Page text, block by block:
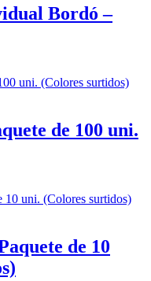
Bordó –
de 100 uni.
de 10